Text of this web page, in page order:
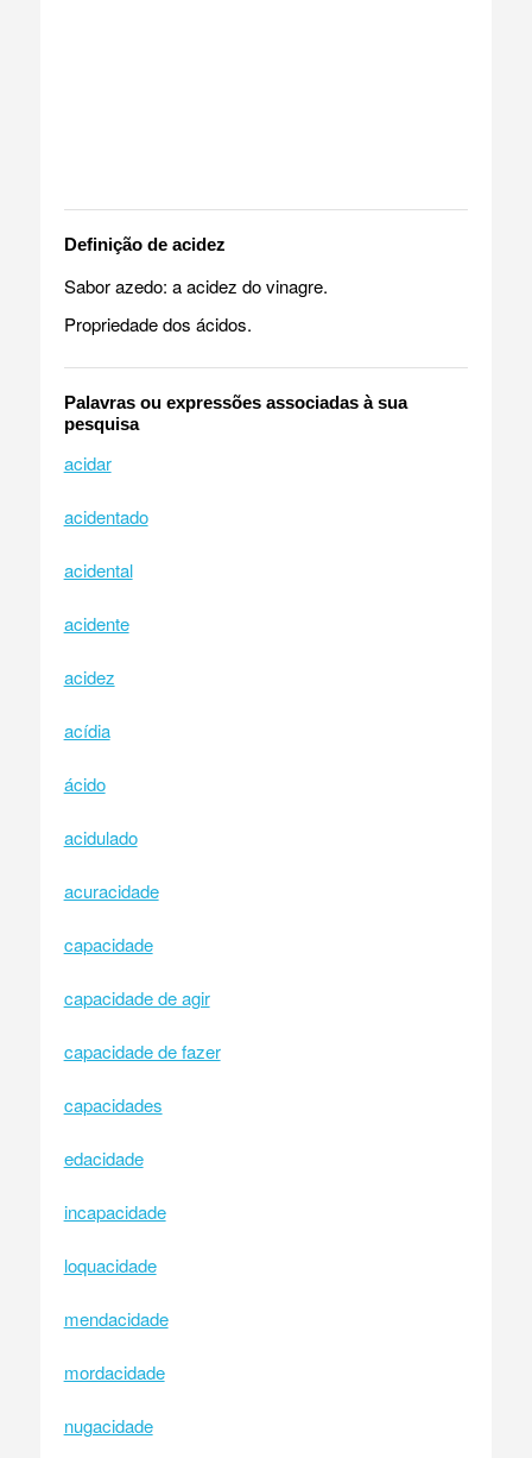
Definição de acidez
Sabor azedo: a acidez do vinagre.
Propriedade dos ácidos.
Palavras ou expressões associadas à sua
pesquisa
acidar
acidentado
acidental
acidente
acidez
acídia
ácido
acidulado
acuracidade
capacidade
capacidade de agir
capacidade de fazer
capacidades
edacidade
incapacidade
loquacidade
mendacidade
mordacidade
nugacidade